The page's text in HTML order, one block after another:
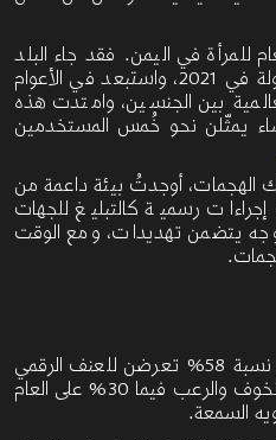
للمرأة في اليمن. فقد جاء البلد
، واستبعد في الأعوام
بين الجنسين، وامتدت هذه
يمثّلن نحو خُمس
المستخدمين
الهجمات، أوجدتُ بيئة داعمة من
رسمية كالتبليغ للجهات
يتضمن تهديدات، ومع الوقت
58%
تعرضن للعنف الرقمي
على الخاص بغرض الابتزاز وبث الخوف والرعب فيما 30% على العام
السمعة.